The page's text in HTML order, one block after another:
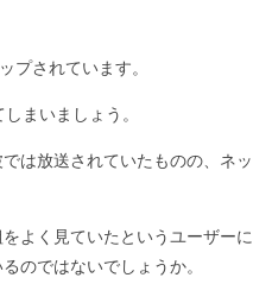
プされています。
まいましょう。
は放送されていたものの、ネッ
よく見ていたというユーザーに
のではないでしょうか。